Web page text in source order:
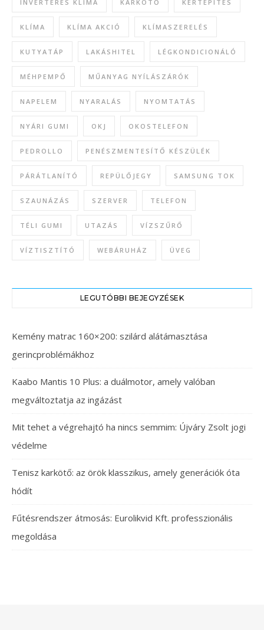
INVERTERES KLÍMA KARKÖTŐ KERTÉPÍTÉS
KLÍMA KLÍMA AKCIÓ KLÍMASZERELÉS
KUTYATÁP LAKÁSHITEL LÉGKONDICIONÁLÓ
MÉHPEMPŐ MŰANYAG NYÍLÁSZÁRÓK
NAPELEM NYARALÁS NYOMTATÁS
NYÁRI GUMI OKJ OKOSTELEFON
PEDROLLO PENÉSZMENTESÍTŐ KÉSZÜLÉK
PÁRÁTLANÍTÓ REPÜLŐJEGY SAMSUNG TOK
SZAUNÁZÁS SZERVER TELEFON
TÉLI GUMI UTAZÁS VÍZSZŰRŐ
VÍZTISZTÍTÓ WEBÁRUHÁZ ÜVEG
LEGUTÓBBI BEJEGYZÉSEK
Kemény matrac 160×200: szilárd alátámasztása
gerincproblémákhoz
Kaabo Mantis 10 Plus: a duálmotor, amely valóban
megváltoztatja az ingázást
Mit tehet a végrehajtó ha nincs semmim: Újváry Zsolt jogi
védelme
Tenisz karkötő: az örök klasszikus, amely generációk óta
hódít
Fűtésrendszer átmosás: Eurolikvid Kft. professzionális
megoldása